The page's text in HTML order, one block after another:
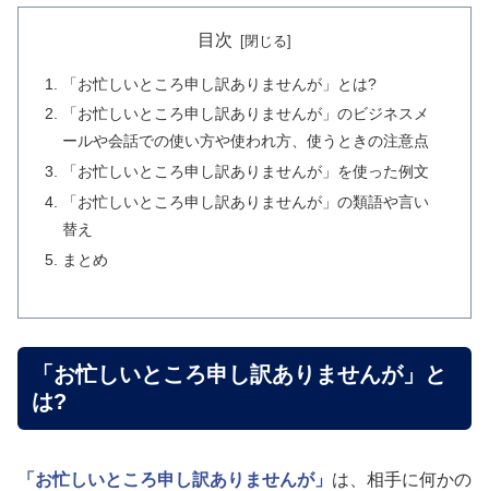
目次
「お忙しいところ申し訳ありませんが」とは?
「お忙しいところ申し訳ありませんが」のビジネスメ
ールや会話での使い方や使われ方、使うときの注意点
「お忙しいところ申し訳ありませんが」を使った例文
「お忙しいところ申し訳ありませんが」の類語や言い
替え
まとめ
「お忙しいところ申し訳ありませんが」と
は?
「お忙しいところ申し訳ありませんが」 は、相手に何かの